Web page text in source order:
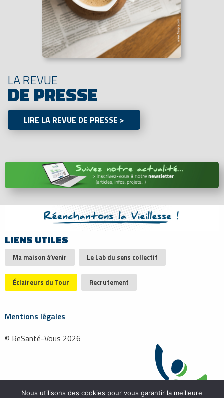
LA REVUE
DE PRESSE
LIRE LA REVUE DE PRESSE >
LIENS UTILES
Ma maison à’venir Le Lab du sens collectif
Éclaireurs du Tour Recrutement
Mentions légales
© ReSanté-Vous 2026
Nous utilisons des cookies pour vous garantir la meilleure